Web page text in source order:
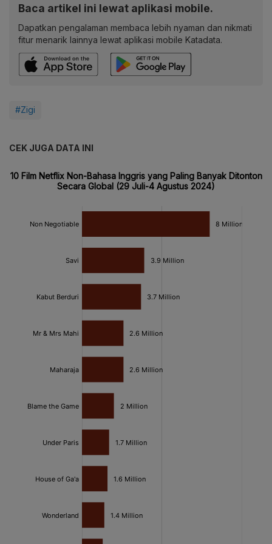
Baca artikel ini lewat aplikasi mobile.
Dapatkan pengalaman membaca lebih nyaman dan nikmati
fitur menarik lainnya lewat aplikasi mobile Katadata.
#Zigi
CEK JUGA DATA INI